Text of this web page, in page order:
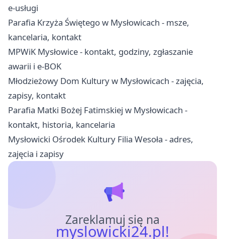
e-usługi
Parafia Krzyża Świętego w Mysłowicach - msze,
kancelaria, kontakt
MPWiK Mysłowice - kontakt, godziny, zgłaszanie
awarii i e-BOK
Młodzieżowy Dom Kultury w Mysłowicach - zajęcia,
zapisy, kontakt
Parafia Matki Bożej Fatimskiej w Mysłowicach -
kontakt, historia, kancelaria
Mysłowicki Ośrodek Kultury Filia Wesoła - adres,
zajęcia i zapisy
Zareklamuj się na
myslowicki24.pl!